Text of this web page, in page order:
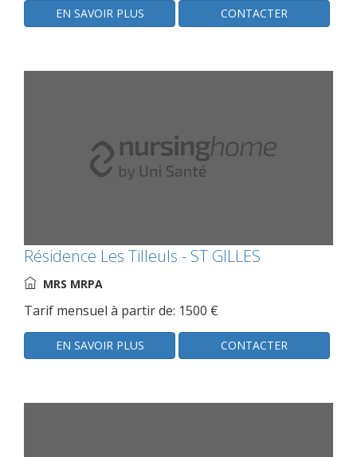
EN SAVOIR PLUS CONTACTER
Résidence Les Tilleuls - ST GILLES
MRS MRPA
Tarif mensuel à partir de: 1500 €
EN SAVOIR PLUS CONTACTER